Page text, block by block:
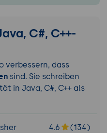
C#, C++-
verbessern, dass
sind. Sie schreiben
in Java, C#, C++ als
4.6
(134)